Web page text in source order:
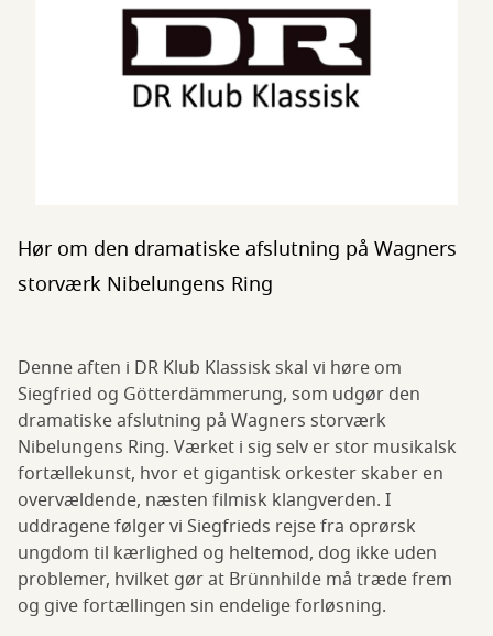
Hør om den dramatiske afslutning på Wagners
storværk Nibelungens Ring
Denne aften i DR Klub Klassisk skal vi høre om
Siegfried og Götterdämmerung, som udgør den
dramatiske afslutning på Wagners storværk
Nibelungens Ring. Værket i sig selv er stor musikalsk
fortællekunst, hvor et gigantisk orkester skaber en
overvældende, næsten filmisk klangverden. I
uddragene følger vi Siegfrieds rejse fra oprørsk
ungdom til kærlighed og heltemod, dog ikke uden
problemer, hvilket gør at Brünnhilde må træde frem
og give fortællingen sin endelige forløsning.